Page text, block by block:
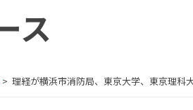
ス
理経が横浜市消防局、東京大学、東京理科